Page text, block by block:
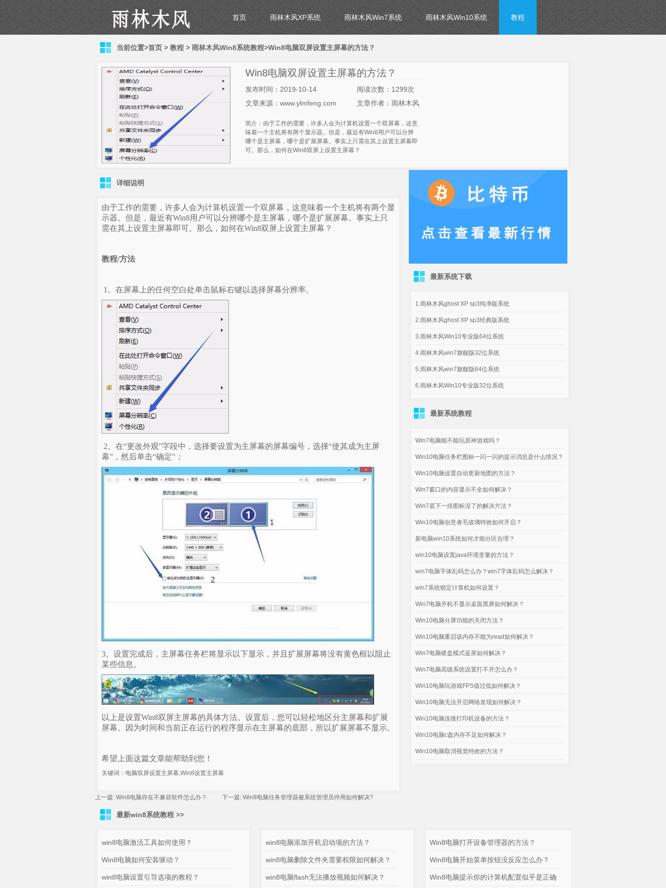
首页 雨林木风XP系统 雨林木风Win7系统 雨林木风Win10系统 教程
当前位置>首页 > 教程 > 雨林木风Win8系统教程>Win8电脑双屏设置主屏幕的方法？
Win8电脑双屏设置主屏幕的方法？
发布时间：2019-10-14
阅读次数：1299次
文章来源：www.ylmfeng.com
文章作者：雨林木风
简介：由于工作的需要，许多人会为计算机设置一个双屏幕，这意
味着一个主机将有两个显示器。但是，最近有Win8用户可以分辨
哪个是主屏幕，哪个是扩展屏幕。事实上只需在其上设置主屏幕即
可。那么，如何在Win8双屏上设置主屏幕？
详细说明
由于工作的需要，许多人会为计算机设置一个双屏幕，这意味着一个主机将有两个显
示器。但是，最近有Win8用户可以分辨哪个是主屏幕，哪个是扩展屏幕。事实上只
需在其上设置主屏幕即可。那么，如何在Win8双屏上设置主屏幕？
教程/方法
1。在屏幕上的任何空白处单击鼠标右键以选择屏幕分辨率。
2。在“更改外观”字段中，选择要设置为主屏幕的屏幕编号，选择“使其成为主屏
幕”，然后单击“确定”；
3。设置完成后，主屏幕任务栏将显示以下显示，并且扩展屏幕将没有黄色框以阻止
某些信息。
以上是设置Win8双屏主屏幕的具体方法。设置后，您可以轻松地区分主屏幕和扩展
屏幕。因为时间和当前正在运行的程序显示在主屏幕的底部，所以扩展屏幕不显示。
希望上面这篇文章能帮助到您！
关键词：电脑双屏设置主屏幕,Win8设置主屏幕
上一篇: Win8电脑存在不兼容软件怎么办？ 下一篇: Win8电脑任务管理器被系统管理员停用如何解决?
最新系统下载
1.雨林木风ghost XP sp3纯净版系统
2.雨林木风ghost XP sp3经典版系统
3.雨林木风Win10专业版64位系统
4.雨林木风win7旗舰版32位系统
5.雨林木风win7旗舰版64位系统
6.雨林木风Win10专业版32位系统
最新系统教程
Win7电脑能不能玩原神游戏吗？
Win10电脑任务栏图标一闪一闪的提示消息是什么情况？
Win10电脑设置自动更新地图的方法？
Win7窗口的内容显示不全如何解决？
Win7底下一排图标没了的解决方法？
Win10电脑创意者毛玻璃特效如何开启？
新电脑win10系统如何才能分区合理？
win10电脑设置java环境变量的方法？
win7电脑字体乱码怎么办？win7字体乱码怎么解决？
win7系统锁定计算机如何设置？
Win7电脑开机不显示桌面黑屏如何解决？
Win10电脑分屏功能的关闭方法？
Win10电脑重启该内存不能为read如何解决？
Win7电脑硬盘模式蓝屏如何解决？
Win7电脑高级系统设置打不开怎么办？
Win10电脑玩游戏FPS值过低如何解决？
Win10电脑无法开启网络发现如何解决？
Win10电脑连接打印机设备的方法？
Win10电脑c盘内存不足如何解决？
Win10电脑取消视觉特效的方法？
最新win8系统教程 >>
win8电脑激活工具如何使用？
Win8电脑如何安装驱动？
win8电脑设置引导选项的教程？
win8电脑添加开机启动项的方法？
win8电脑删除文件夹需要权限如何解决？
win8电脑flash无法播放视频如何解决？
Win8电脑打开设备管理器的方法？
Win8电脑开始菜单按钮没反应怎么办？
Win8电脑提示你的计算机配置似乎是正确